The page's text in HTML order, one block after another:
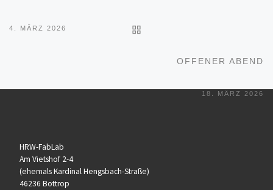
4. MÄRZ 2026
OFFENER ABEND
18. MÄRZ 2026
HRW-FabLab
Am Vietshof 2-4
(ehemals Kardinal Hengsbach-Straße)
46236 Bottrop